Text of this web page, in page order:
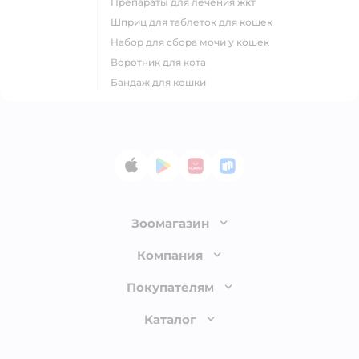
шприц для таблеток для кошек
набор для сбора мочи у кошек
воротник для кота
бандаж для кошки
App StoreGoogle Play
AppGallery
RuStore
Зоомагазин
Лицензия
Доставка и оплата
Обмен и возврат товара
Компания
О компании
Покупателям
Бонусные карты
Каталог